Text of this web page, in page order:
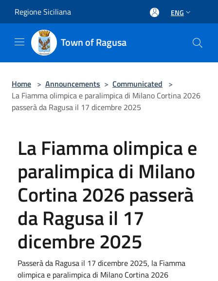
Regione Siciliana ENG
Town of Ragusa
Home > Announcements > Communicated >
La Fiamma olimpica e paralimpica di Milano Cortina 2026
passerà da Ragusa il 17 dicembre 2025
La Fiamma olimpica e
paralimpica di Milano
Cortina 2026 passerà
da Ragusa il 17
dicembre 2025
Passerà da Ragusa il 17 dicembre 2025, la Fiamma
olimpica e paralimpica di Milano Cortina 2026